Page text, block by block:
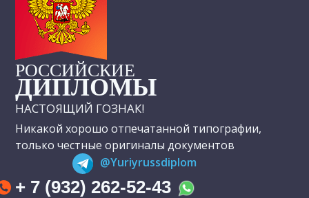
РОССИЙСКИЕ
ДИПЛОМЫ
НАСТОЯЩИЙ ГОЗНАК!
Никакой хорошо отпечатанной типографии,
только честные оригиналы документов
@Yuriyrussdiplom
+ 7 (932) 262-52-43